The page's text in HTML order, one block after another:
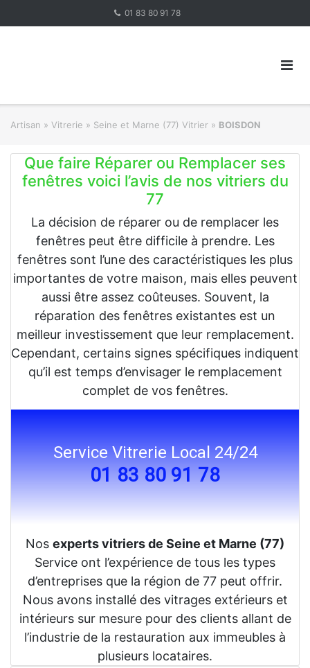
01 83 80 91 78
Artisan » Vitrerie » Seine et Marne (77) Vitrier » BOISDON
Que faire Réparer ou Remplacer ses
fenêtres voici l’avis de nos vitriers du
77
La décision de réparer ou de remplacer les
fenêtres peut être difficile à prendre. Les
fenêtres sont l’une des caractéristiques les plus
importantes de votre maison, mais elles peuvent
aussi être assez coûteuses. Souvent, la
réparation des fenêtres existantes est un
meilleur investissement que leur remplacement.
Cependant, certains signes spécifiques indiquent
qu’il est temps d’envisager le remplacement
complet de vos fenêtres.
Service Vitrerie Local 24/24
01 83 80 91 78
Nos experts vitriers de Seine et Marne (77)
Service ont l’expérience de tous les types
d’entreprises que la région de 77 peut offrir.
Nous avons installé des vitrages extérieurs et
intérieurs sur mesure pour des clients allant de
l’industrie de la restauration aux immeubles à
plusieurs locataires.